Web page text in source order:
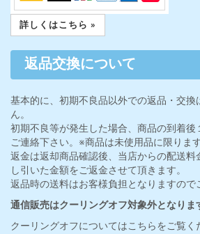
詳しくはこちら »
返品交換について
基本的に、初期不良品以外での返品・交換
ん。
初期不良等が発生した場合、商品の到着後
ご連絡下さい。※商品は未使用品に限ります
返金は返却商品確認後、当店からの配送料
し引いた金額をご返金させて頂きます。
返品時の送料はお客様負担となりますので
通信販売はクーリングオフ対象外となりま
クーリングオフについてはこちらをご覧く